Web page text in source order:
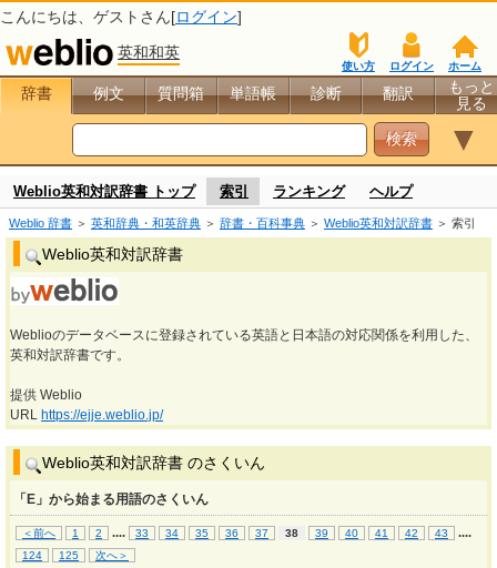
こんにちは、 ゲスト さん[ログイン]
英和和英
ホーム
ログイン
使い方
辞書 例文 質問箱 単語帳 診断 翻訳
もっと
見る
▼
Weblio英和対訳辞書 トップ 索引 ランキング ヘルプ
Weblio 辞書 ＞ 英和辞典・和英辞典 ＞ 辞書・百科事典 ＞ Weblio英和対訳辞書 ＞ 索引
Weblio英和対訳辞書
Weblioのデータベースに登録されている英語と日本語の対応関係を利用した、
英和対訳辞書です。
提供 Weblio
URL https://ejje.weblio.jp/
Weblio英和対訳辞書 のさくいん
「E」から始まる用語のさくいん
＜前へ 1 2 .... 33 34 35 36 37 38 39 40 41 42 43 ....
124 125 次へ＞